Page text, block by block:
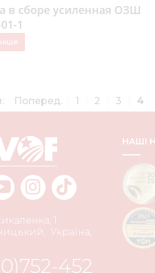
в сборе усиленная ОЗШ
1
Поперед. 1 2 3 4
1
Україна
452
НАШІ